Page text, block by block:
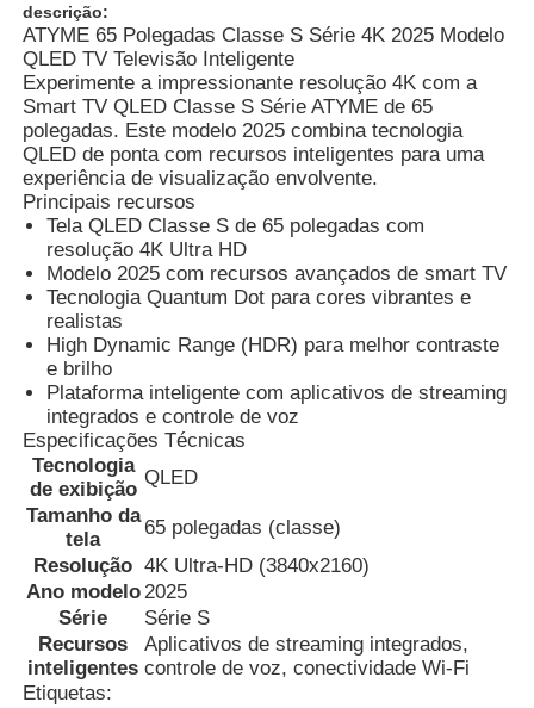
descrição:
ATYME 65 Polegadas Classe S Série 4K 2025 Modelo
QLED TV Televisão Inteligente
Experimente a impressionante resolução 4K com a
Smart TV QLED Classe S Série ATYME de 65
polegadas. Este modelo 2025 combina tecnologia
QLED de ponta com recursos inteligentes para uma
experiência de visualização envolvente.
Principais recursos
Tela QLED Classe S de 65 polegadas com
resolução 4K Ultra HD
Modelo 2025 com recursos avançados de smart TV
Tecnologia Quantum Dot para cores vibrantes e
realistas
High Dynamic Range (HDR) para melhor contraste
e brilho
Plataforma inteligente com aplicativos de streaming
integrados e controle de voz
Especificações Técnicas
Tecnologia
de exibição
QLED
Tamanho da
tela
65 polegadas (classe)
Resolução 4K Ultra-HD (3840x2160)
Ano modelo 2025
Série
Série S
Recursos
inteligentes
Aplicativos de streaming integrados,
controle de voz, conectividade Wi-Fi
Etiquetas: